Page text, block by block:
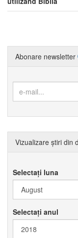
Abonare newsletter
Vizualizare știri din
Selectați luna
Selectați anul